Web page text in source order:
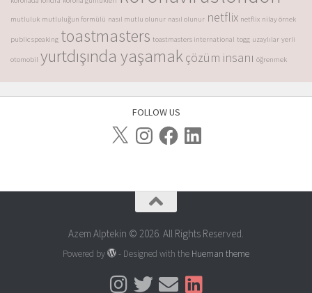
mutluluk mutluluğun formülü nasıl mutlu olunur nasıl olunur netflix netflix nilay örnek
public speaking toastmasters toastmasters international togg uzaylılar yerli
otomobil yurtdışında yaşamakçözüm insanı öğrenmek
FOLLOW US
Azem Alptekin © 2026. All Rights Reserved.
Powered by - Designed with the Hueman theme